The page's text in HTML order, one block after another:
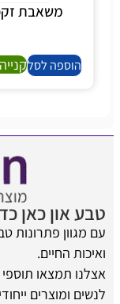
הוספה לסל
טבע און כאן
עם מגוון פתרונות
ואיכות החיים.
אצלנו תמצאו תוספי
לנשים ומוצרים